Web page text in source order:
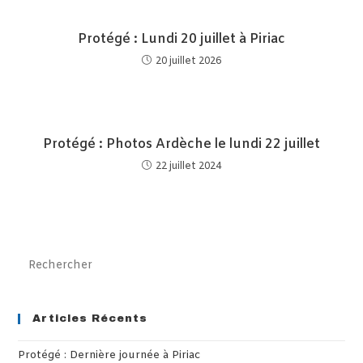
Protégé : Lundi 20 juillet à Piriac
20 juillet 2026
Protégé : Photos Ardèche le lundi 22 juillet
22 juillet 2024
Articles Récents
Protégé : Dernière journée à Piriac